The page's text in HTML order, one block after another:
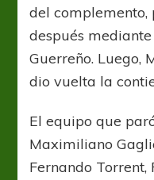
del
después
Guerreño. Luego,
dio vuelta la
El equipo que
Maximiliano
Fernando Torrent,